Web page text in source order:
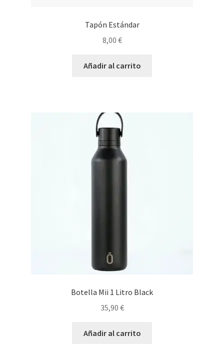
Tapón Estándar
8,00 €
Añadir al carrito
Botella Mii 1 Litro Black
35,90 €
Añadir al carrito